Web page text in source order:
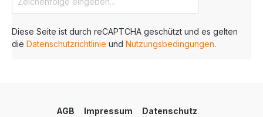
Kontaktieren Sie uns einfach und profitieren Sie
Personal.
Diese Seite ist durch reCAPTCHA geschützt und es gelten
die Datenschutzrichtlinie und Nutzungsbedingungen.
AGB Impressum
Datenschutz